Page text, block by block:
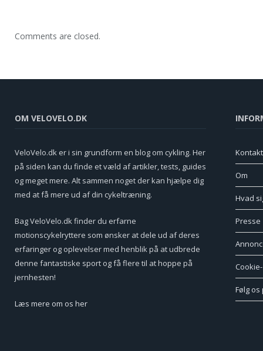
Comments are closed.
OM VELOVELO.DK
VeloVelo.dk er i sin grundform en blog om cykling. Her
på siden kan du finde et væld af artikler, tests, guides
og meget mere. Alt sammen noget der kan hjælpe dig
med at få mere ud af din cykeltræning.
Bag VeloVelo.dk finder du erfarne
motionscykelryttere som ønsker at dele ud af deres
erfaringer og oplevelser med henblik på at udbrede
denne fantastiske sport og få flere til at hoppe på
jernhesten!
Læs mere om os her
Kontakt
Om
Hvad
Presse
Følg os